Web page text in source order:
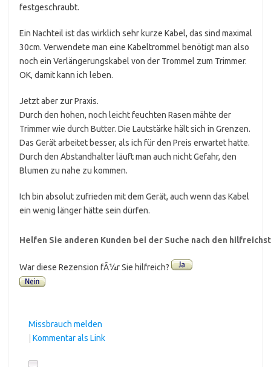
festgeschraubt.
Ein Nachteil ist das wirklich sehr kurze Kabel, das sind maximal
30cm. Verwendete man eine Kabeltrommel benötigt man also
noch ein Verlängerungskabel von der Trommel zum Trimmer.
OK, damit kann ich leben.
Jetzt aber zur Praxis.
Durch den hohen, noch leicht feuchten Rasen mähte der
Trimmer wie durch Butter. Die Lautstärke hält sich in Grenzen.
Das Gerät arbeitet besser, als ich für den Preis erwartet hatte.
Durch den Abstandhalter läuft man auch nicht Gefahr, den
Blumen zu nahe zu kommen.
Ich bin absolut zufrieden mit dem Gerät, auch wenn das Kabel
ein wenig länger hätte sein dürfen.
Helfen Sie anderen Kunden bei der Suche nach den
War diese Rezension fÃ¼r Sie hilfreich?
Missbrauch melden
Kommentar als Link